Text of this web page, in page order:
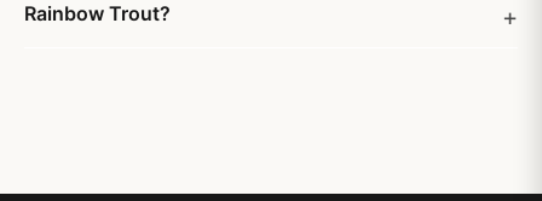
Rainbow Trout?